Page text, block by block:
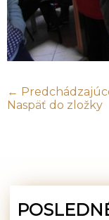
←
Naspäť do zložky